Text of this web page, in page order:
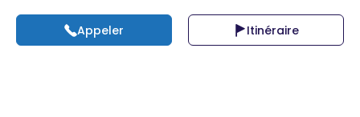
Appeler Itinéraire